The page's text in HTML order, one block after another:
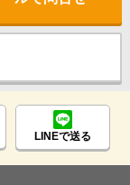
LINEで送る